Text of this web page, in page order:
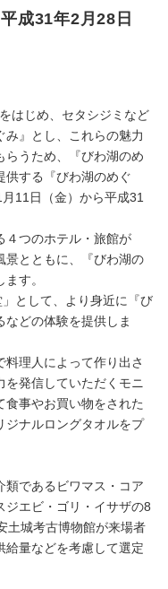
成31年2月28日
はじめ、セタシジミなど
み』とし、これらの魅力
らうため、『びわ湖のめ
供する『びわ湖のめぐ
11日（金）から平成31
つのホテル・旅館が
景とともに、『びわ湖の
す。
として、より身近に『び
どの体験を提供しま
理人によって作り出さ
発信していただくモニ
食事やお買い物をされた
ジナルロングタオルをプ
であるビワマス・コア
ジエビ・ゴリ・イサザの8
土城考古博物館が来場者
給量などを考慮して選定